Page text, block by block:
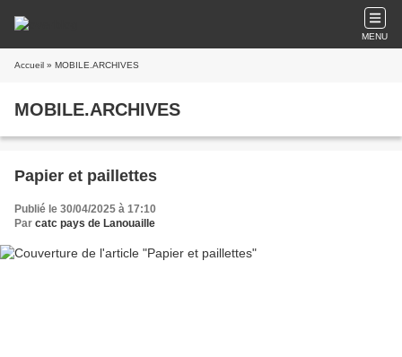
MENU
Accueil » MOBILE.ARCHIVES
MOBILE.ARCHIVES
Papier et paillettes
Publié le 30/04/2025 à 17:10
Par catc pays de Lanouaille